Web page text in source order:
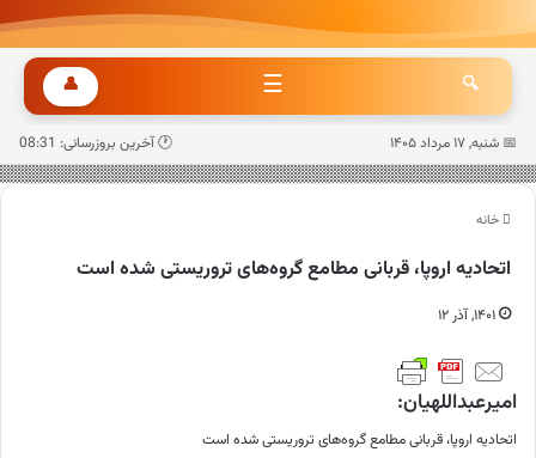
🔍
☰
👤
📅 شنبه, ۱۷ مرداد ۱۴۰۵ 🕐 آخرین بروزرسانی: 08:31
خانه
اتحادیه اروپا، قربانی مطامع گروه‌های تروریستی شده است
۱۴۰۱, آذر ۱۲
امیرعبداللهیان:
اتحادیه اروپا، قربانی مطامع گروه‌های تروریستی شده است